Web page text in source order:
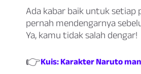
Ada kabar baik untuk setiap
pernah mendengarnya
Ya, kamu tidak salah dengar!
👉 Kuis: Karakter Naruto